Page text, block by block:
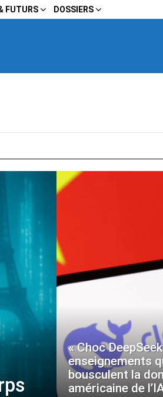
FUTURS DOSSIERS
« Choc
enseignements
bousculent la
américaine de